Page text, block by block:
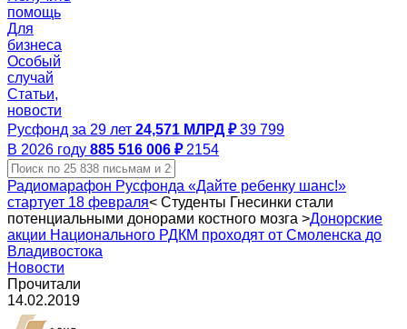
помощь
Для
бизнеса
Особый
случай
Статьи,
новости
Русфонд за 29 лет 24,571 МЛРД ₽ 39 799
В 2026 году 885 516 006 ₽ 2154
Радиомарафон Русфонда «Дайте ребенку шанс!»
стартует 18 февраля< Студенты Гнесинки стали
потенциальными донорами костного мозга >Донорские
акции Национального РДКМ проходят от Смоленска до
Владивостока
Новости
Прочитали
14.02.2019